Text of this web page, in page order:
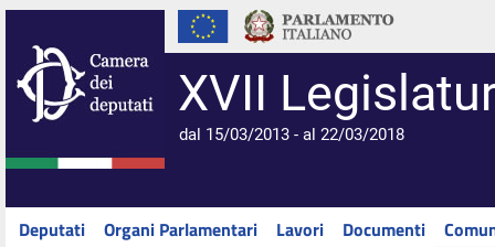
XVII
dal 15/03/2013 - al 22/03/2018
Deputati Organi Parlamentari Lavori Documenti